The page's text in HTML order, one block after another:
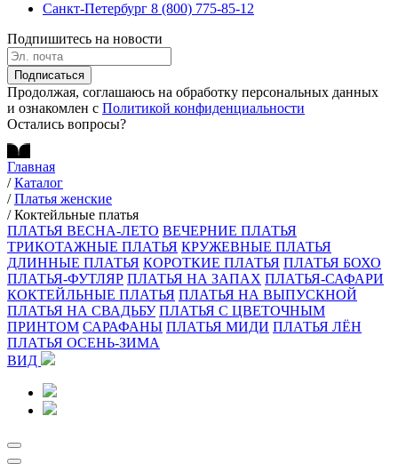
Санкт-Петербург 8 (800) 775-85-12
Подпишитесь на новости
Подписаться
Продолжая, соглашаюсь на обработку персональных данных
и ознакомлен с Политикой конфиденциальности
Остались вопросы?
Главная
/ Каталог
/ Платья женские
/ Коктейльные платья
ПЛАТЬЯ ВЕСНА-ЛЕТО ВЕЧЕРНИЕ ПЛАТЬЯ
ТРИКОТАЖНЫЕ ПЛАТЬЯ КРУЖЕВНЫЕ ПЛАТЬЯ
ДЛИННЫЕ ПЛАТЬЯ КОРОТКИЕ ПЛАТЬЯ ПЛАТЬЯ БОХО
ПЛАТЬЯ-ФУТЛЯР ПЛАТЬЯ НА ЗАПАХ ПЛАТЬЯ-САФАРИ
КОКТЕЙЛЬНЫЕ ПЛАТЬЯ ПЛАТЬЯ НА ВЫПУСКНОЙ
ПЛАТЬЯ НА СВАДЬБУ ПЛАТЬЯ С ЦВЕТОЧНЫМ
ПРИНТОМ САРАФАНЫ ПЛАТЬЯ МИДИ ПЛАТЬЯ ЛЁН
ПЛАТЬЯ ОСЕНЬ-ЗИМА
ВИД